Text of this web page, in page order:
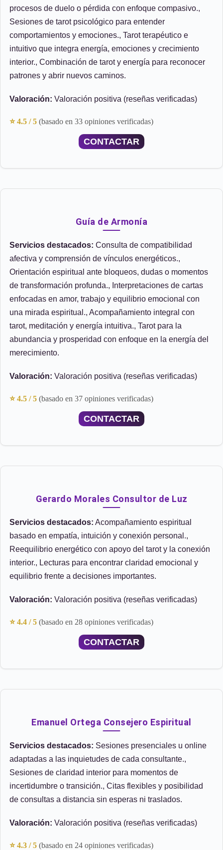
procesos de duelo o pérdida con enfoque compasivo.,
Sesiones de tarot psicológico para entender
comportamientos y emociones., Tarot terapéutico e
intuitivo que integra energía, emociones y crecimiento
interior., Combinación de tarot y energía para reconocer
patrones y abrir nuevos caminos.
Valoración: Valoración positiva (reseñas verificadas)
⭐ 4.5 / 5 (basado en 33 opiniones verificadas)
CONTACTAR
Guía de Armonía
Servicios destacados: Consulta de compatibilidad
afectiva y comprensión de vínculos energéticos.,
Orientación espiritual ante bloqueos, dudas o momentos
de transformación profunda., Interpretaciones de cartas
enfocadas en amor, trabajo y equilibrio emocional con
una mirada espiritual., Acompañamiento integral con
tarot, meditación y energía intuitiva., Tarot para la
abundancia y prosperidad con enfoque en la energía del
merecimiento.
Valoración: Valoración positiva (reseñas verificadas)
⭐ 4.5 / 5 (basado en 37 opiniones verificadas)
CONTACTAR
Gerardo Morales Consultor de Luz
Servicios destacados: Acompañamiento espiritual
basado en empatía, intuición y conexión personal.,
Reequilibrio energético con apoyo del tarot y la conexión
interior., Lecturas para encontrar claridad emocional y
equilibrio frente a decisiones importantes.
Valoración: Valoración positiva (reseñas verificadas)
⭐ 4.4 / 5 (basado en 28 opiniones verificadas)
CONTACTAR
Emanuel Ortega Consejero Espiritual
Servicios destacados: Sesiones presenciales u online
adaptadas a las inquietudes de cada consultante.,
Sesiones de claridad interior para momentos de
incertidumbre o transición., Citas flexibles y posibilidad
de consultas a distancia sin esperas ni traslados.
Valoración: Valoración positiva (reseñas verificadas)
⭐ 4.3 / 5 (basado en 24 opiniones verificadas)